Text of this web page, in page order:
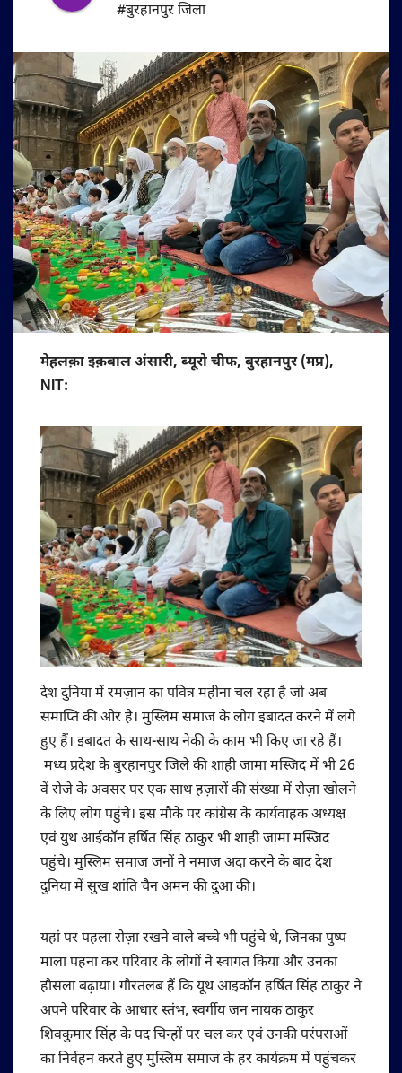
#बुरहानपुर जिला
मेहलक़ा इक़बाल अंसारी, ब्यूरो चीफ, बुरहानपुर (मप्र),
NIT:
देश दुनिया में रमज़ान का पवित्र महीना चल रहा है जो अब
समाप्ति की ओर है। मुस्लिम समाज के लोग इबादत करने में लगे
हुए हैं। इबादत के साथ-साथ नेकी के काम भी किए जा रहे हैं।
मध्य प्रदेश के बुरहानपुर जिले की शाही जामा मस्जिद में भी 26
वें रोजे के अवसर पर एक साथ हज़ारों की संख्या में रोज़ा खोलने
के लिए लोग पहुंचे। इस मौके पर कांग्रेस के कार्यवाहक अध्यक्ष
एवं युथ आईकॉन हर्षित सिंह ठाकुर भी शाही जामा मस्जिद
पहुंचे। मुस्लिम समाज जनों ने नमाज़ अदा करने के बाद देश
दुनिया में सुख शांति चैन अमन की दुआ की।
यहां पर पहला रोज़ा रखने वाले बच्चे भी पहुंचे थे, जिनका पुष्प
माला पहना कर परिवार के लोगों ने स्वागत किया और उनका
हौसला बढ़ाया। गौरतलब हैं कि यूथ आइकॉन हर्षित सिंह ठाकुर ने
अपने परिवार के आधार स्तंभ, स्वर्गीय जन नायक ठाकुर
शिवकुमार सिंह के पद चिन्हों पर चल कर एवं उनकी परंपराओं
का निर्वहन करते हुए मुस्लिम समाज के हर कार्यक्रम में पहुंचकर